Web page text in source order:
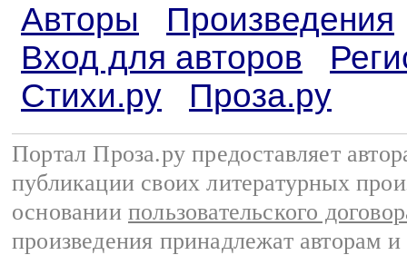
Авторы
Произведения
Вход для авторов
Стихи.ру
Проза.ру
Портал Проза.ру предоставляет
публикации своих литературных
основании пользовательского
произведения принадлежат авторам